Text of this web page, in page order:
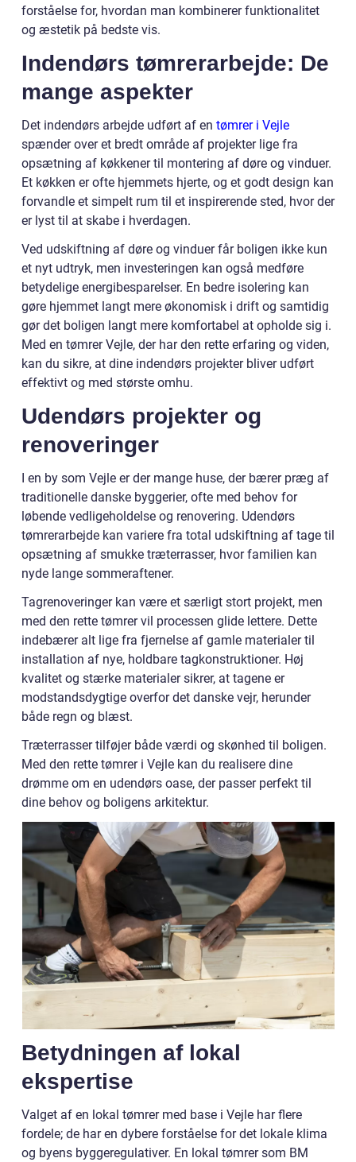
forståelse for, hvordan man kombinerer funktionalitet
og æstetik på bedste vis.
Indendørs tømrerarbejde: De
mange aspekter
Det indendørs arbejde udført af en tømrer i Vejle
spænder over et bredt område af projekter lige fra
opsætning af køkkener til montering af døre og vinduer.
Et køkken er ofte hjemmets hjerte, og et godt design kan
forvandle et simpelt rum til et inspirerende sted, hvor der
er lyst til at skabe i hverdagen.
Ved udskiftning af døre og vinduer får boligen ikke kun
et nyt udtryk, men investeringen kan også medføre
betydelige energibesparelser. En bedre isolering kan
gøre hjemmet langt mere økonomisk i drift og samtidig
gør det boligen langt mere komfortabel at opholde sig i.
Med en tømrer Vejle, der har den rette erfaring og viden,
kan du sikre, at dine indendørs projekter bliver udført
effektivt og med største omhu.
Udendørs projekter og
renoveringer
I en by som Vejle er der mange huse, der bærer præg af
traditionelle danske byggerier, ofte med behov for
løbende vedligeholdelse og renovering. Udendørs
tømrerarbejde kan variere fra total udskiftning af tage til
opsætning af smukke træterrasser, hvor familien kan
nyde lange sommeraftener.
Tagrenoveringer kan være et særligt stort projekt, men
med den rette tømrer vil processen glide lettere. Dette
indebærer alt lige fra fjernelse af gamle materialer til
installation af nye, holdbare tagkonstruktioner. Høj
kvalitet og stærke materialer sikrer, at tagene er
modstandsdygtige overfor det danske vejr, herunder
både regn og blæst.
Træterrasser tilføjer både værdi og skønhed til boligen.
Med den rette tømrer i Vejle kan du realisere dine
drømme om en udendørs oase, der passer perfekt til
dine behov og boligens arkitektur.
Betydningen af lokal
ekspertise
Valget af en lokal tømrer med base i Vejle har flere
fordele; de har en dybere forståelse for det lokale klima
og byens byggeregulativer. En lokal tømrer som BM